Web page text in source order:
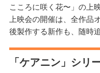
こころに咲く花〜」の上
上映会の開催は、全作品
後製作する新作も、随時
「ケアニン」シリ